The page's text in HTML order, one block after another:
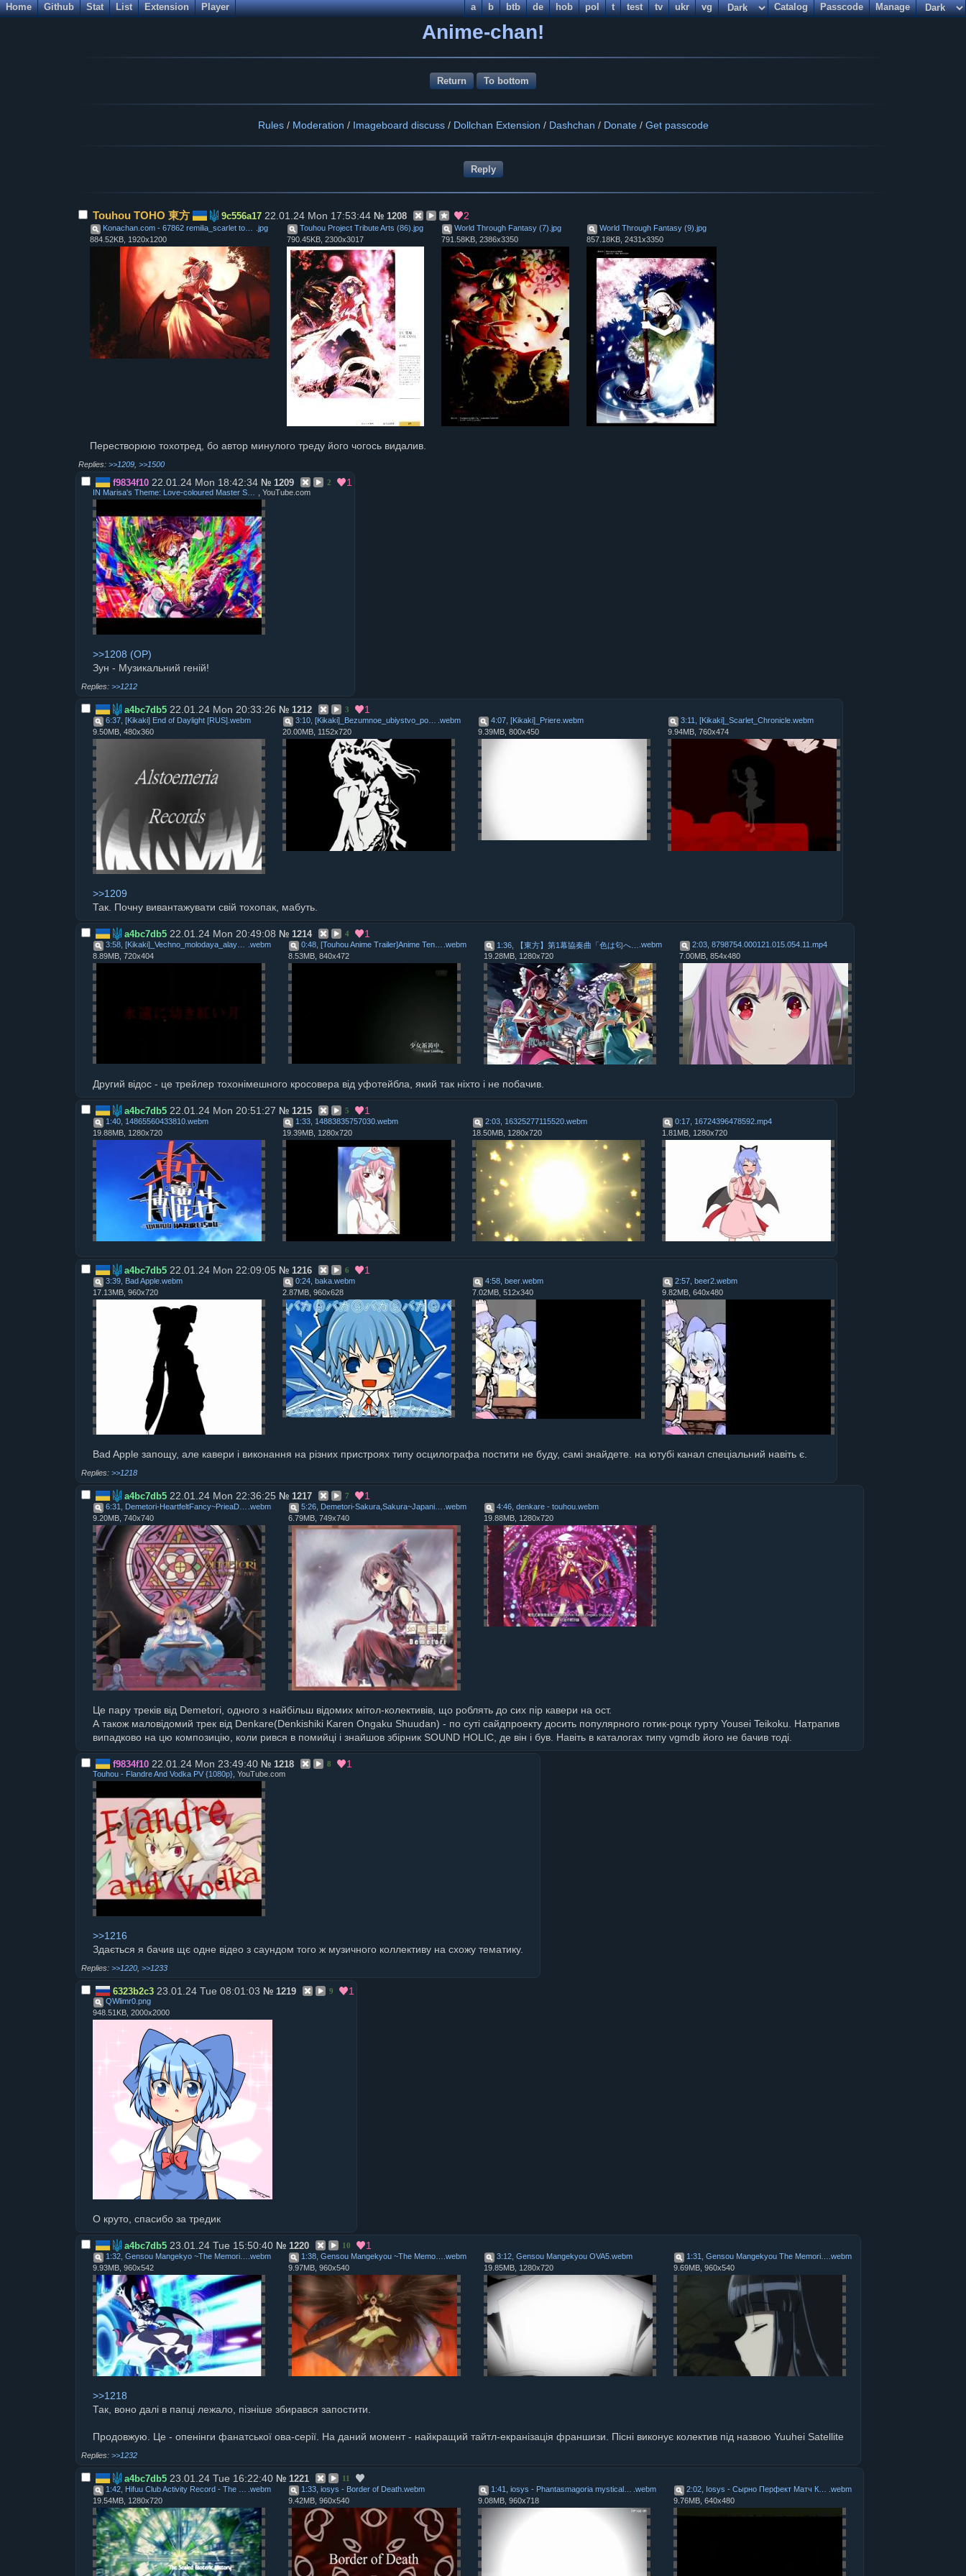
Home Github Stat List Extension Player a b btb de hob pol t test tv ukr vg Catalog Passcode Manage
Anime-chan!
Return To bottom
Rules/ Moderation / Imageboard discuss/ Dollchan Extension / Dashchan / Donate/ Get passcode
Touhou TOHO 東方 9c556a17 22.01.24 Mon 17:53:44 № 1208 2
jpg
884.52KB, 1920x1200
Touhou Project Tribute Arts (86) jpg
790.45KB, 2300x3017
World Through Fantasy (7) jpg
791.58KB, 2386x3350
World Through Fantasy (9) jpg
857.18KB, 2431x3350
Перестворюю тохотред, бо автор минулого треду його чогось видалив.
>>1209 >>1500
f9834f10 22.01.24 Mon 18:42:34 № 1209 2 1
, YouTube.com
>>1208
Зун - Музикальний геній!
>>1212
a4bc7db5 22.01.24 Mon 20:33:26 № 1212 3 1
6:37, [Kikaki] End of Daylight [RUS] webm
9.50MB, 480x360
webm
20.00MB, 1152x720
4:07, [Kikaki]_Priere webm
9.39MB, 800x450
3:11, [Kikaki]_Scarlet_Chronicle webm
9.94MB, 760x474
>>1209
Так. Почну вивантажувати свій тохопак, мабуть.
a4bc7db5 22.01.24 Mon 20:49:08 № 1214 4 1
webm
8.89MB, 720x404
webm
8.53MB, 840x472
webm
19.28MB, 1280x720
2:03, 8798754.000121.015.054.11 mp4
7.00MB, 854x480
Другий відос - це трейлер тохонімешного кросовера від уфотейбла, який так ніхто і не побачив.
a4bc7db5 22.01.24 Mon 20:51:27 № 1215 5 1
1:40, 14865560433810 webm
19.88MB, 1280x720
1:33, 14883835757030 webm
19.39MB, 1280x720
2:03, 16325277115520 webm
18.50MB, 1280x720
0:17, 16724396478592 mp4
1.81MB, 1280x720
a4bc7db5 22.01.24 Mon 22:09:05 № 1216 6 1
3:39, Bad Apple webm
17.13MB, 960x720
0:24, baka webm
2.87MB, 960x628
4:58, beer webm
7.02MB, 512x340
2:57, beer2 webm
9.82MB, 640x480
Bad Apple запощу, але кавери і виконання на різних пристроях типу осцилографа постити не буду, самі знайдете. на ютубі канал спеціальний навіть є.
>>1218
a4bc7db5 22.01.24 Mon 22:36:25 № 1217 7 1
webm
9.20MB, 740x740
webm
6.79MB, 749x740
4:46, denkare - touhou webm
19.88MB, 1280x720
Це пару треків від Demetori, одного з найбільш відомих мітол-колективів, що роблять до сих пір кавери на ост.
А також маловідомий трек від Denkare(Denkishiki Karen Ongaku Shuudan) - по суті сайдпроекту досить популярного готик-роцк гурту Yousei Teikoku. Натрапив
випадково на цю композицію, коли рився в помийці і знайшов збірник SOUND HOLIC, де він і був. Навіть в каталогах типу vgmdb його не бачив тоді.
f9834f10 22.01.24 Mon 23:49:40 № 1218 8 1
Touhou - Flandre And Vodka PV {1080p} , YouTube.com
>>1216
Здається я бачив щє одне відео з саундом того ж музичного коллективу на схожу тематику.
>>1220 >>1233
6323b2c3 23.01.24 Tue 08:01:03 № 1219 9 1
QWlimr0 png
948.51KB, 2000x2000
О круто, спасибо за тредик
a4bc7db5 23.01.24 Tue 15:50:40 № 1220 10 1
webm
9.93MB, 960x542
webm
9.97MB, 960x540
3:12, Gensou Mangekyou OVA5 webm
19.85MB, 1280x720
webm
9.69MB, 960x540
>>1218
Так, воно далі в папці лежало, пізніше збирався запостити.
Продовжую. Це - опенінги фанатської ова-серії. На даний момент - найкращий тайтл-екранізація франшизи. Пісні виконує колектив під назвою Yuuhei Satellite
>>1232
a4bc7db5 23.01.24 Tue 16:22:40 № 1221
11
webm
19.54MB, 1280x720
1:33, iosys - Border of Death webm
9.42MB, 960x540
webm
9.08MB, 960x718
webm
9.76MB, 640x480